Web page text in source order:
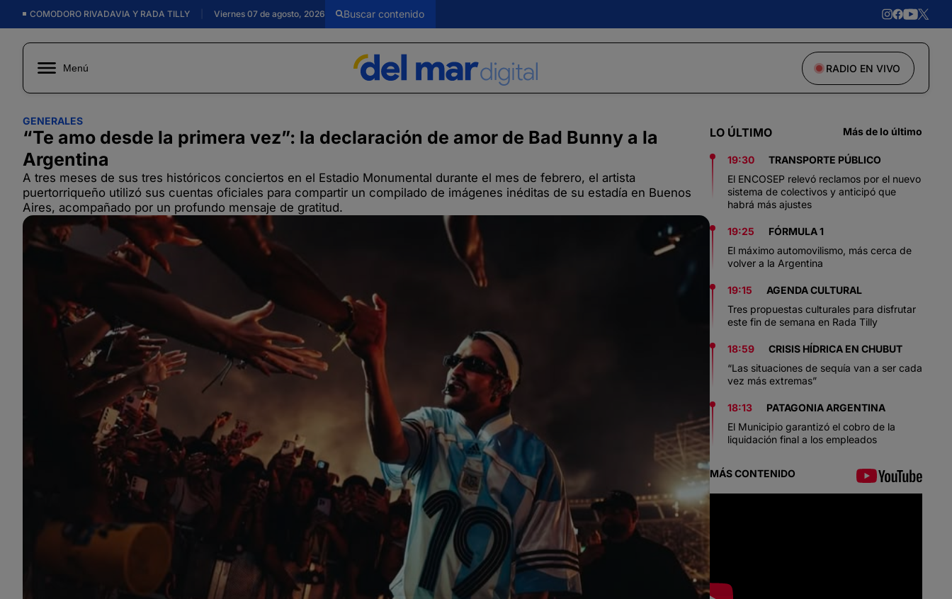
COMODORO RIVADAVIA Y RADA TILLY Viernes 07 de agosto, 2026
Menú RADIO EN VIVO
GENERALES
“Te amo desde la primera vez”: la declaración de amor de Bad Bunny a la
Argentina
A tres meses de sus tres históricos conciertos en el Estadio Monumental durante el mes de febrero, el artista
puertorriqueño utilizó sus cuentas oficiales para compartir un compilado de imágenes inéditas de su estadía en Buenos
Aires, acompañado por un profundo mensaje de gratitud.
LO ÚLTIMO Más de lo último
19:30
TRANSPORTE PÚBLICO
El ENCOSEP relevó reclamos por el nuevo
sistema de colectivos y anticipó que
habrá más ajustes
19:25
FÓRMULA 1
El máximo automovilismo, más cerca de
volver a la Argentina
19:15
AGENDA CULTURAL
Tres propuestas culturales para disfrutar
este fin de semana en Rada Tilly
18:59
CRISIS HÍDRICA EN CHUBUT
“Las situaciones de sequía van a ser cada
vez más extremas”
18:13
PATAGONIA ARGENTINA
El Municipio garantizó el cobro de la
liquidación final a los empleados
MÁS CONTENIDO